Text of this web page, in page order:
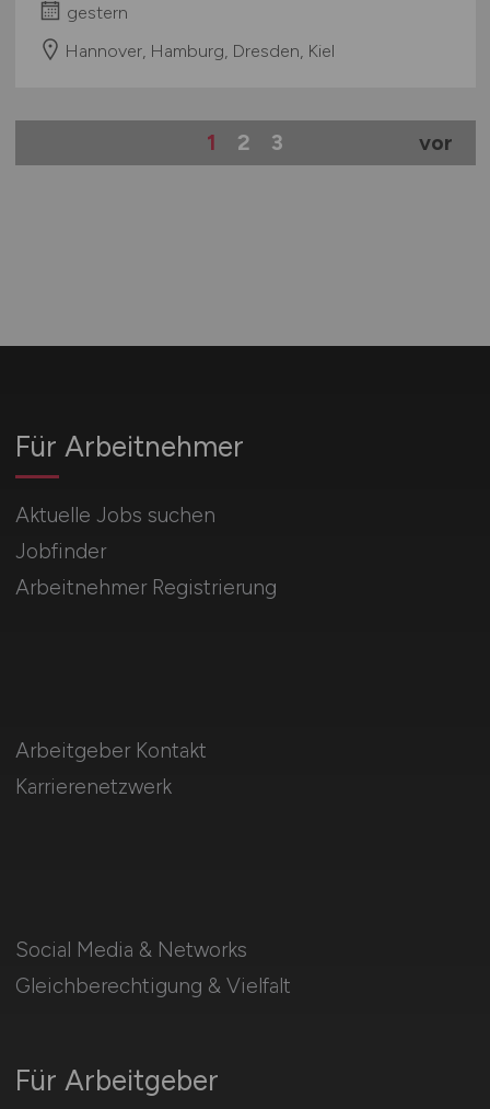
gestern
Hannover, Hamburg, Dresden, Kiel
1 2 3 vor
Für Arbeitnehmer
Aktuelle Jobs suchen
Jobfinder
Arbeitnehmer Registrierung
Social Media & Networks
Gleichberechtigung & Vielfalt
Für Arbeitgeber
Arbeitgeber Kontakt
Karrierenetzwerk